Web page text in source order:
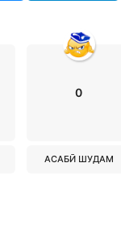
0
АСАБӢ ШУДАМ